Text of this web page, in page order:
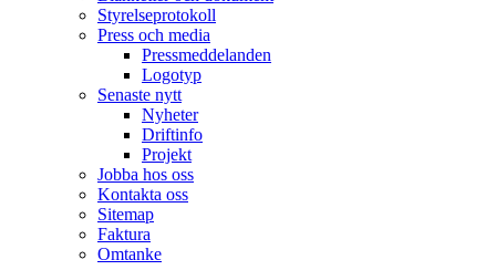
Styrelseprotokoll
Press och media
Pressmeddelanden
Logotyp
Senaste nytt
Nyheter
Driftinfo
Projekt
Jobba hos oss
Kontakta oss
Sitemap
Faktura
Omtanke